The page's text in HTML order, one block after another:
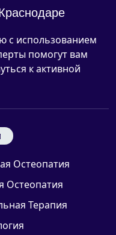
с использованием
помогут вам
к активной
Остеопатия
Остеопатия
Терапия